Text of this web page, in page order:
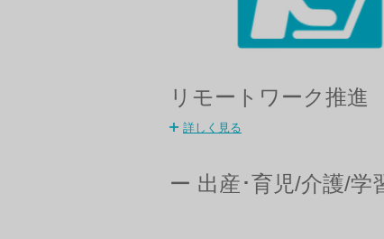
リモートワーク推進
詳しく見る
ー 出産･育児/介護/学